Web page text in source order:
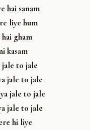
hai sanam
liye hum
gham
kasam
to jale
jale to jale
jale to jale
jale to jale
hi liye